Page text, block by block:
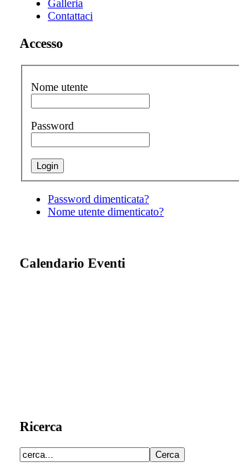
Galleria
Contattaci
Accesso
Nome utente
Password
Password dimenticata?
Nome utente dimenticato?
Calendario Eventi
Ricerca